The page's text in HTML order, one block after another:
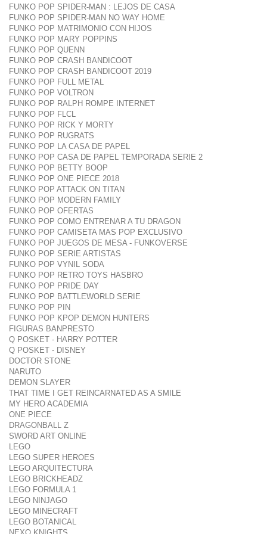
FUNKO POP SPIDER-MAN : LEJOS DE CASA
FUNKO POP SPIDER-MAN NO WAY HOME
FUNKO POP MATRIMONIO CON HIJOS
FUNKO POP MARY POPPINS
FUNKO POP QUENN
FUNKO POP CRASH BANDICOOT
FUNKO POP CRASH BANDICOOT 2019
FUNKO POP FULL METAL
FUNKO POP VOLTRON
FUNKO POP RALPH ROMPE INTERNET
FUNKO POP FLCL
FUNKO POP RICK Y MORTY
FUNKO POP RUGRATS
FUNKO POP LA CASA DE PAPEL
FUNKO POP CASA DE PAPEL TEMPORADA SERIE 2
FUNKO POP BETTY BOOP
FUNKO POP ONE PIECE 2018
FUNKO POP ATTACK ON TITAN
FUNKO POP MODERN FAMILY
FUNKO POP OFERTAS
FUNKO POP COMO ENTRENAR A TU DRAGON
FUNKO POP CAMISETA MAS POP EXCLUSIVO
FUNKO POP JUEGOS DE MESA - FUNKOVERSE
FUNKO POP SERIE ARTISTAS
FUNKO POP VYNIL SODA
FUNKO POP RETRO TOYS HASBRO
FUNKO POP PRIDE DAY
FUNKO POP BATTLEWORLD SERIE
FUNKO POP PIN
FUNKO POP KPOP DEMON HUNTERS
FIGURAS BANPRESTO
Q POSKET - HARRY POTTER
Q POSKET - DISNEY
DOCTOR STONE
NARUTO
DEMON SLAYER
THAT TIME I GET REINCARNATED AS A SMILE
MY HERO ACADEMIA
ONE PIECE
DRAGONBALL Z
SWORD ART ONLINE
LEGO
LEGO SUPER HEROES
LEGO ARQUITECTURA
LEGO BRICKHEADZ
LEGO FORMULA 1
LEGO NINJAGO
LEGO MINECRAFT
LEGO BOTANICAL